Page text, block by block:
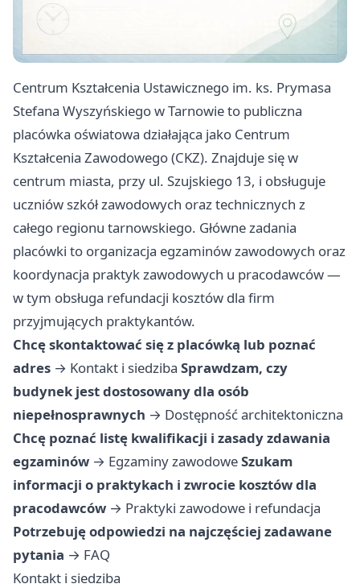
Centrum Kształcenia Ustawicznego im. ks. Prymasa
Stefana Wyszyńskiego w Tarnowie to publiczna
placówka oświatowa działająca jako Centrum
Kształcenia Zawodowego (CKZ). Znajduje się w
centrum miasta, przy ul. Szujskiego 13, i obsługuje
uczniów szkół zawodowych oraz technicznych z
całego regionu tarnowskiego. Główne zadania
placówki to organizacja egzaminów zawodowych oraz
koordynacja praktyk zawodowych u pracodawców —
w tym obsługa refundacji kosztów dla firm
przyjmujących praktykantów.
Chcę skontaktować się z placówką lub poznać
adres → Kontakt i siedziba Sprawdzam, czy
budynek jest dostosowany dla osób
niepełnosprawnych → Dostępność architektoniczna
Chcę poznać listę kwalifikacji i zasady zdawania
egzaminów → Egzaminy zawodoweSzukam
informacji o praktykach i zwrocie kosztów dla
pracodawców → Praktyki zawodowe i refundacja
Potrzebuję odpowiedzi na najczęściej zadawane
pytania → FAQ
Kontakt i siedziba